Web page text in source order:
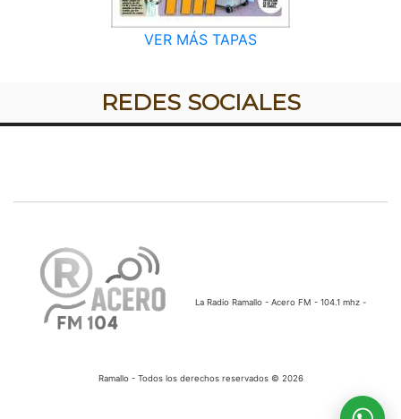
VER MÁS TAPAS
REDES SOCIALES
La Radio Ramallo - Acero FM - 104.1 mhz -
Ramallo - Todos los derechos reservados © 2026